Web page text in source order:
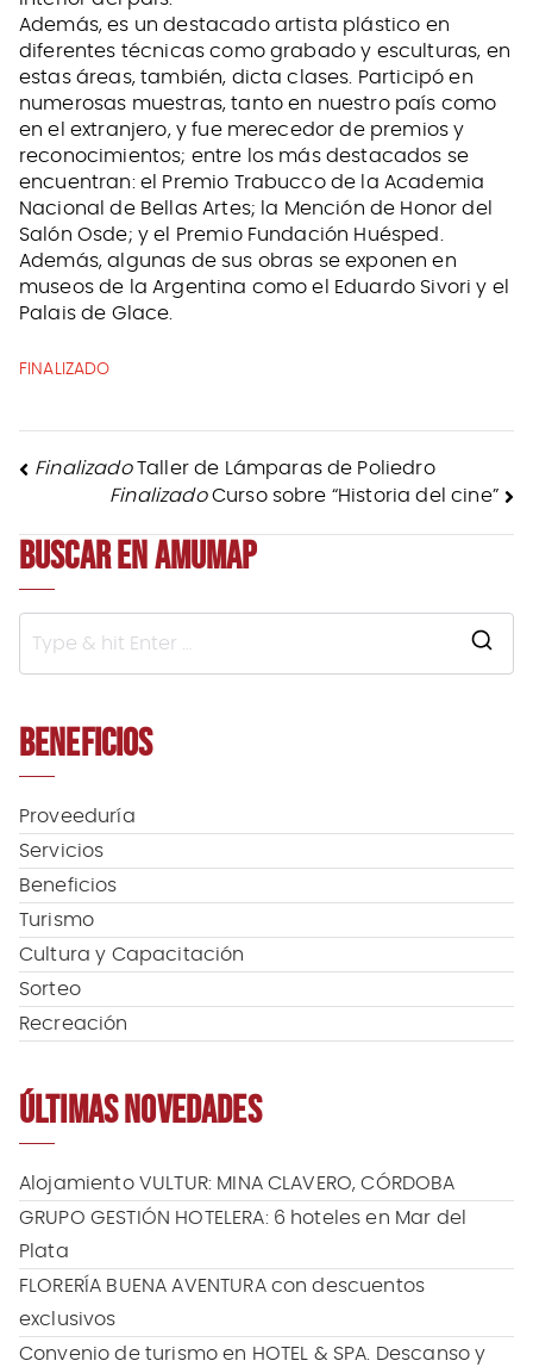
Además, es un destacado artista plástico en
diferentes técnicas como grabado y esculturas, en
estas áreas, también, dicta clases. Participó en
numerosas muestras, tanto en nuestro país como
en el extranjero, y fue merecedor de premios y
reconocimientos; entre los más destacados se
encuentran: el Premio Trabucco de la Academia
Nacional de Bellas Artes; la Mención de Honor del
Salón Osde; y el Premio Fundación Huésped.
Además, algunas de sus obras se exponen en
museos de la Argentina como el Eduardo Sivori y el
Palais de Glace.
FINALIZADO
NAVEGACIÓN
DE
ENTRADAS
FinalizadoTaller de Lámparas de Poliedro
FinalizadoCurso sobre “Historia del cine”
BUSCAR EN AMUMAP
o
r
BENEFICIOS
Proveeduría
Servicios
Beneficios
Turismo
Cultura y Capacitación
Sorteo
Recreación
ÚLTIMAS NOVEDADES
Alojamiento VULTUR: MINA CLAVERO, CÓRDOBA
GRUPO GESTIÓN HOTELERA: 6 hoteles en Mar del
Plata
FLORERÍA BUENA AVENTURA con descuentos
exclusivos
Convenio de turismo en HOTEL & SPA. Descanso y